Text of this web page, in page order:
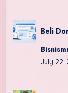
Beli
July 22,